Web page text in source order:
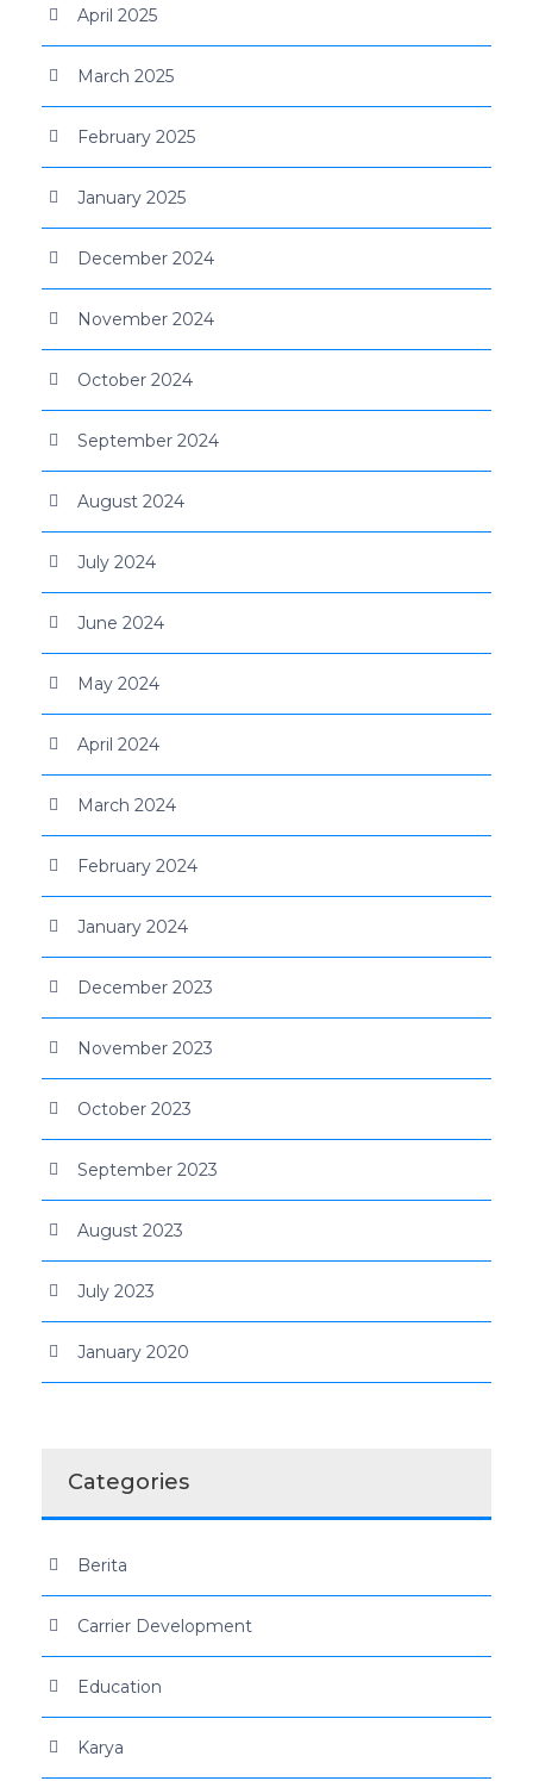
April 2025
March 2025
February 2025
January 2025
December 2024
November 2024
October 2024
September 2024
August 2024
July 2024
June 2024
May 2024
April 2024
March 2024
February 2024
January 2024
December 2023
November 2023
October 2023
September 2023
August 2023
July 2023
January 2020
Categories
Berita
Carrier Development
Education
Karya